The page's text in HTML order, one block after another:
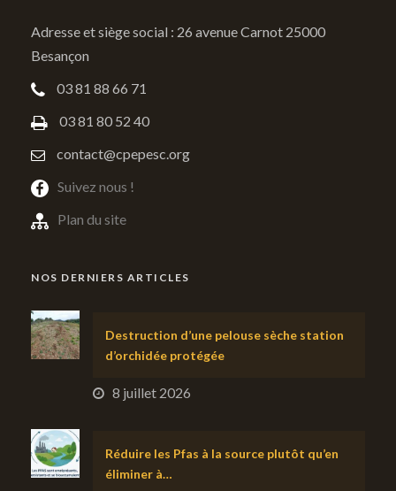
Adresse et siège social : 26 avenue Carnot 25000
Besançon
03 81 88 66 71
03 81 80 52 40
contact@cpepesc.org
Suivez nous !
Plan du site
NOS DERNIERS ARTICLES
Destruction d’une pelouse sèche station
d’orchidée protégée
8 juillet 2026
Réduire les Pfas à la source plutôt qu’en
éliminer à…